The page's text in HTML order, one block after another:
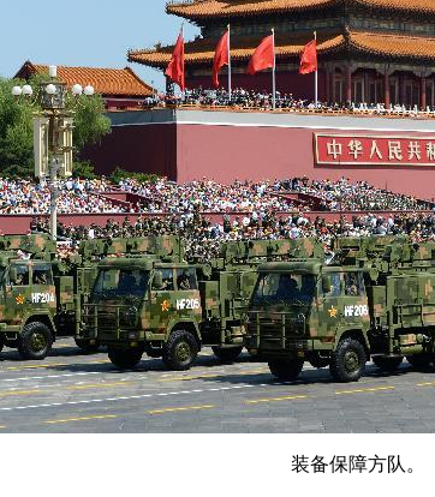
装备保障方队。